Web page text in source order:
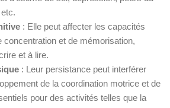
: Elle peut affecter les capacités
concentration et de mémorisation,
et à lire.
: Leur persistance peut interférer
de la coordination motrice et de
pour des activités telles que la